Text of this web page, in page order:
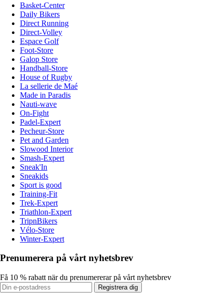
Basket-Center
Daily Bikers
Direct Running
Direct-Volley
Espace Golf
Foot-Store
Galop Store
Handball-Store
House of Rugby
La sellerie de Maé
Made in Paradis
Nauti-wave
On-Fight
Padel-Expert
Pecheur-Store
Pet and Garden
Slowood Interior
Smash-Expert
Sneak'In
Sneakids
Sport is good
Training-Fit
Trek-Expert
Triathlon-Expert
TripnBikers
Vélo-Store
Winter-Expert
Prenumerera på vårt nyhetsbrev
Få 10 % rabatt när du prenumererar på vårt nyhetsbrev
Registrera dig